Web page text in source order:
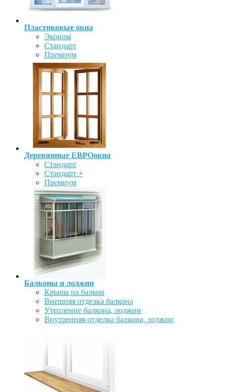
Пластиковые окна
Эконом
Стандарт
Премиум
Деревянные ЕВРОокна
Стандарт
Стандарт +
Премиум
Балконы и лоджии
Крыша на балкон
Внешняя отделка балкона
Утепление балкона, лоджии
Внутренняя отделка балкона, лоджии